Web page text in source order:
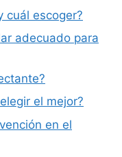
cuál escoger?
adecuado para
el mejor?
en el